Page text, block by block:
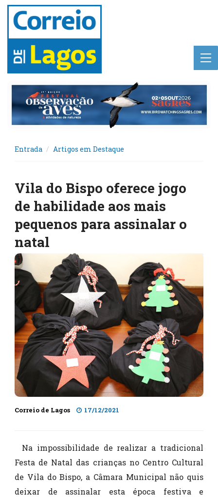
Entrada Artigos em Destaque
Vila do Bispo oferece jogo
de habilidade aos mais
pequenos para assinalar o
natal
Correio de Lagos 17/12/2021
Na impossibilidade de realizar a tradicional
Festa de Natal das crianças no Centro Cultural
de Vila do Bispo, a Câmara Municipal não quis
deixar de assinalar esta época festiva e